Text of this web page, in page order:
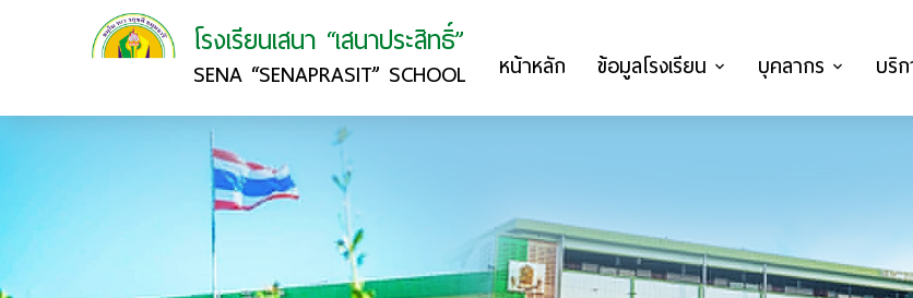
โรงเรียนเสนา “เสนาประสิทธิ์”
SENA “SENAPRASIT” SCHOOL หน้าหลัก ข้อมูลโรงเรียน บุคลากร บริ